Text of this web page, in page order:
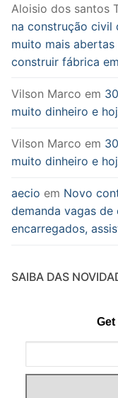
Aloisio dos santos
na construção civil
muito mais
construir fábrica
Vilson Marco em
muito dinheiro e
Vilson Marco em
muito dinheiro e
aecio em Novo
demanda vagas
encarregados,
SAIBA DAS
Get